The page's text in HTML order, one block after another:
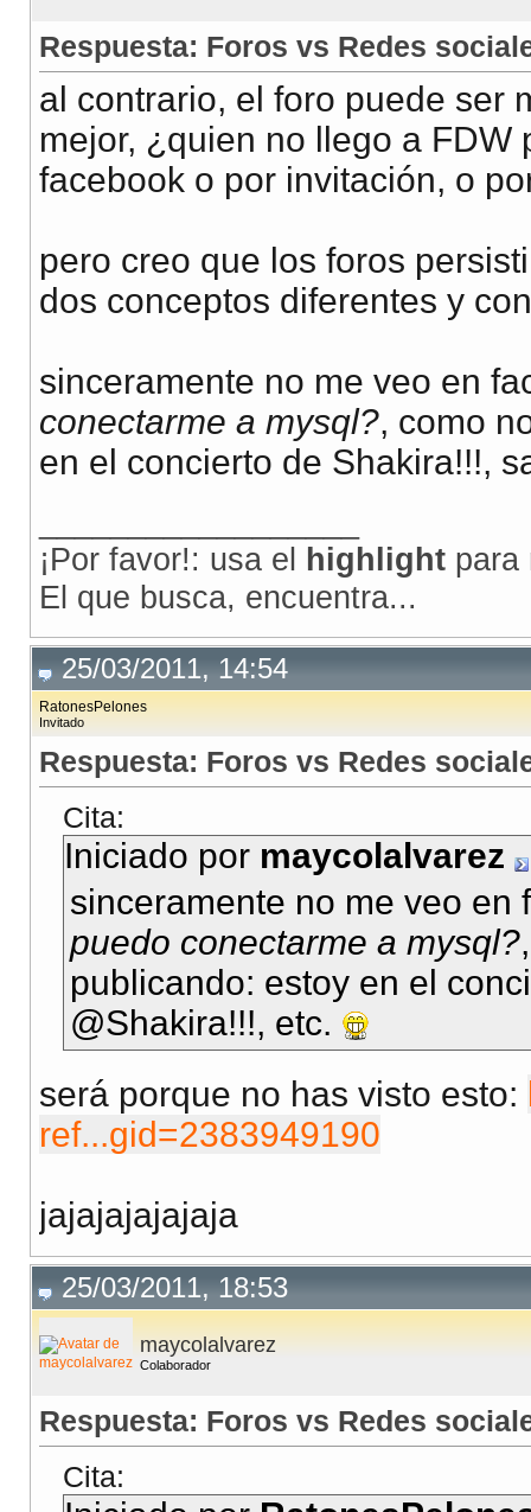
Respuesta: Foros vs Redes
al contrario, el foro puede ser
mejor, ¿quien no llego a
facebook o por invitación, o
pero creo que los foros
dos conceptos diferentes y
sinceramente no me veo en
conectarme a mysql?, como
en el concierto de Shakira!!!,
¡Por favor!: usa el highlight para
El que busca, encuentra...
25/03/2011, 14:54
RatonesPelones
Invitado
Respuesta: Foros vs Redes
Cita:
Iniciado por maycolalvarez
sinceramente no me veo
puedo conectarme a mysql?
publicando: estoy en el
@Shakira!!!, etc.
será porque no has visto esto:
ref...gid=2383949190
jajajajajajaja
25/03/2011, 18:53
maycolalvarez
Colaborador
Respuesta: Foros vs Redes
Cita: